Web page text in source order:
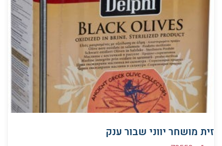
זית מושחר יווני שבור ענק